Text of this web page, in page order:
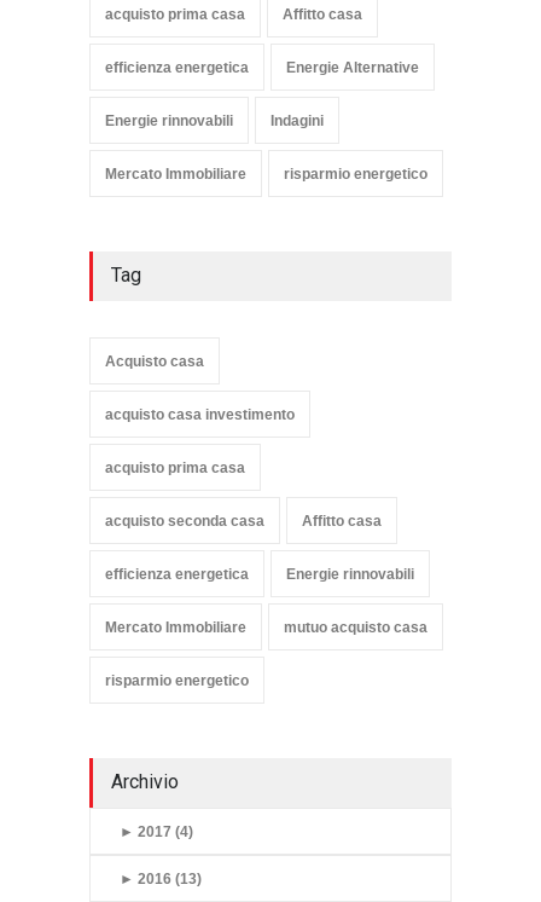
acquisto prima casa Affitto casa
efficienza energetica Energie Alternative
Energie rinnovabili Indagini
Mercato Immobiliare risparmio energetico
Tag
Acquisto casa
acquisto casa investimento
acquisto prima casa
acquisto seconda casa Affitto casa
efficienza energetica Energie rinnovabili
Mercato Immobiliare mutuo acquisto casa
risparmio energetico
Archivio
► 2017 (4)
► 2016 (13)